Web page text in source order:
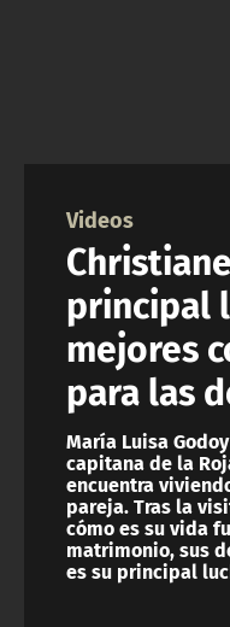
CANAL DE DENUNCIAS
ÁREA DE PROYECTOS
Videos
principal
mejores
para las
María Luisa
capitana de la
encuentra
pareja. Tras la
cómo es su vida
matrimonio, sus
es su principal